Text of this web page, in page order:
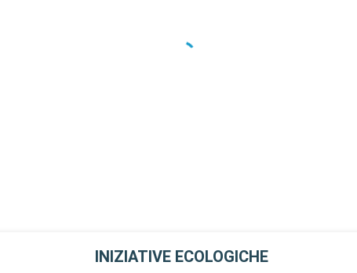
INIZIATIVE ECOLOGICHE